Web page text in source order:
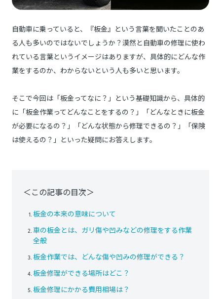
自動車に乗っていると、『板金』という言葉を聞いたことのあ
る人も多いのではないでしょうか？漠然と自動車の修理に使わ
れている言葉というイメージはありますが、具体的にどんな作
業をするのか、わからないという人も多いと思います。
そこで今回は「板金ってなに？」という基礎知識から、具体的
に「板金作業ってどんなことをするの？」「どんなときに板金
が必要になるの？」「どんな状態から修理できるの？」「保険
は使えるの？」といった疑問にお答えします。
＜この記事の目次＞
板金の本来の意味について
車の板金とは、ガリ傷や凹みなどの修理をする作業
全般
板金作業では、どんな傷や凹みの修理ができる？
板金修理ができる場所はどこ？
板金修理にかかる費用相場は？